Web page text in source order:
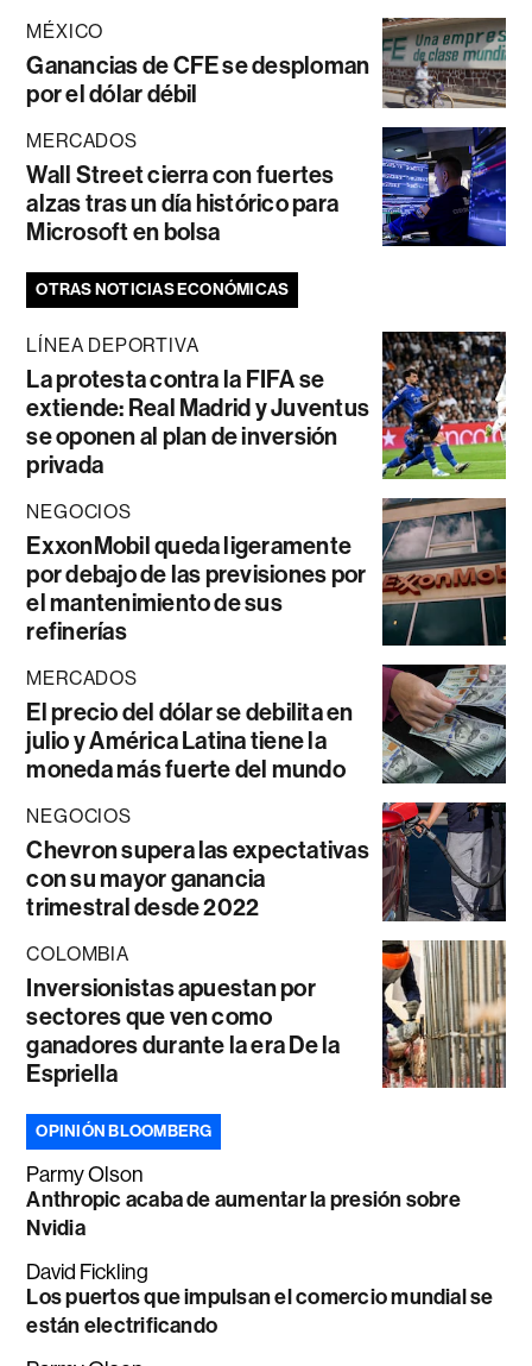
MÉXICO
Ganancias de CFE se desploman
por el dólar débil
MERCADOS
Wall Street cierra con fuertes
alzas tras un día histórico para
Microsoft en bolsa
OTRAS NOTICIAS ECONÓMICAS
LÍNEA DEPORTIVA
La protesta contra la FIFA se
extiende: Real Madrid y Juventus
se oponen al plan de inversión
privada
NEGOCIOS
ExxonMobil queda ligeramente
por debajo de las previsiones por
el mantenimiento de sus
refinerías
MERCADOS
El precio del dólar se debilita en
julio y América Latina tiene la
moneda más fuerte del mundo
NEGOCIOS
Chevron supera las expectativas
con su mayor ganancia
trimestral desde 2022
COLOMBIA
Inversionistas apuestan por
sectores que ven como
ganadores durante la era De la
Espriella
OPINIÓN BLOOMBERG
Parmy Olson
Anthropic acaba de aumentar la presión sobre
Nvidia
David Fickling
Los puertos que impulsan el comercio mundial se
están electrificando